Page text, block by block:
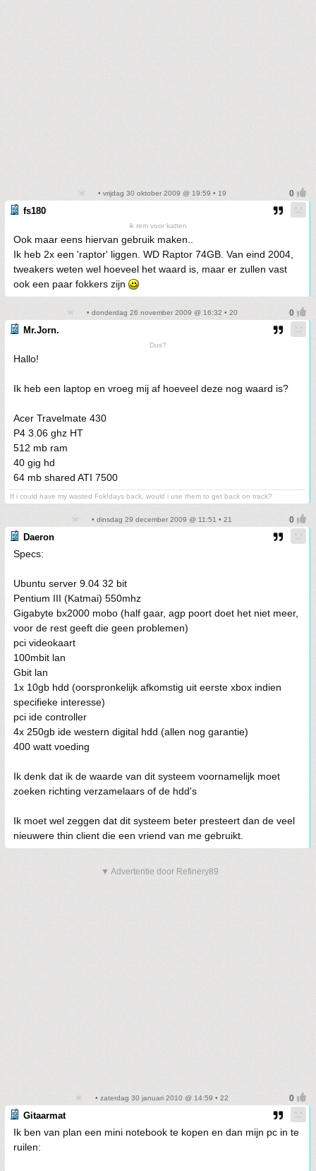
• vrijdag 30 oktober 2009 @ 19:59 • 19
fs180
ik rem voor katten
Ook maar eens hiervan gebruik maken..
Ik heb 2x een 'raptor' liggen. WD Raptor 74GB. Van eind 2004,
tweakers weten wel hoeveel het waard is, maar er zullen vast
ook een paar fokkers zijn
• donderdag 26 november 2009 @ 16:32 • 20
Mr.Jorn.
Dus?
Hallo!
Ik heb een laptop en vroeg mij af hoeveel deze nog waard is?
Acer Travelmate 430
P4 3.06 ghz HT
512 mb ram
40 gig hd
64 mb shared ATI 7500
If i could have my wasted Fok!days back, would i use them to get back on track?
• dinsdag 29 december 2009 @ 11:51 • 21
Daeron
Specs:
Ubuntu server 9.04 32 bit
Pentium III (Katmai) 550mhz
Gigabyte bx2000 mobo (half gaar, agp poort doet het niet meer,
voor de rest geeft die geen problemen)
pci videokaart
100mbit lan
Gbit lan
1x 10gb hdd (oorspronkelijk afkomstig uit eerste xbox indien
specifieke interesse)
pci ide controller
4x 250gb ide western digital hdd (allen nog garantie)
400 watt voeding
Ik denk dat ik de waarde van dit systeem voornamelijk moet
zoeken richting verzamelaars of de hdd's
Ik moet wel zeggen dat dit systeem beter presteert dan de veel
nieuwere thin client die een vriend van me gebruikt.
▼ Advertentie door Refinery89
• zaterdag 30 januari 2010 @ 14:59 • 22
Gitaarmat
Ik ben van plan een mini notebook te kopen en dan mijn pc in te
ruilen: